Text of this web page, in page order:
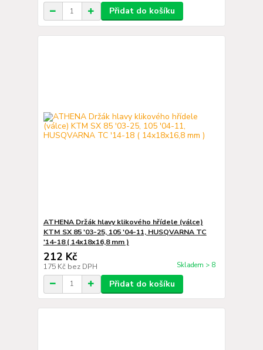
Přidat do košíku
ATHENA Držák hlavy klikového hřídele (válce)
KTM SX 85 '03-25, 105 '04-11, HUSQVARNA TC
'14-18 ( 14x18x16,8 mm )
212 Kč
175 Kč bez DPH Skladem > 8
Přidat do košíku